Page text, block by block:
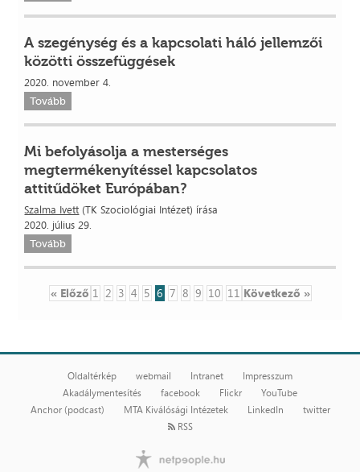
A szegénység és a kapcsolati háló jellemzői
közötti összefüggések
2020. november 4.
Tovább
Mi befolyásolja a mesterséges
megtermékenyítéssel kapcsolatos
attitűdöket Európában?
Szalma Ivett (TK Szociológiai Intézet) írása
2020. július 29.
Tovább
« Előző 1 2 3 4 5 6 7 8 9 10 11 Következő »
Oldaltérkép webmail Intranet
Impresszum
Akadálymentesítés
facebook Flickr
YouTube
Anchor (podcast)
MTA Kiválósági Intézetek LinkedIn
twitter
RSS